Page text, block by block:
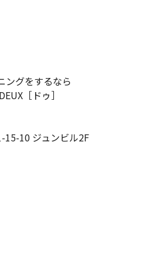
ングをするなら
［ドゥ］
15-10 ジュンビル2F